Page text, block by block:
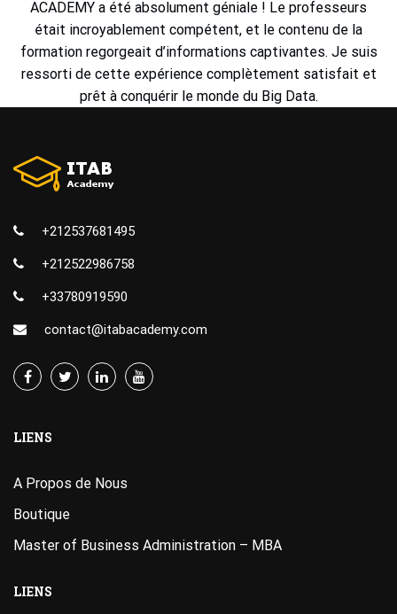
ACADEMY a été absolument géniale ! Le professeurs
était incroyablement compétent, et le contenu de la
formation regorgeait d’informations captivantes. Je suis
ressorti de cette expérience complètement satisfait et
prêt à conquérir le monde du Big Data.
+212537681495
+212522986758
+33780919590
contact@itabacademy.com
LIENS
A Propos de Nous
Boutique
Master of Business Administration – MBA
LIENS